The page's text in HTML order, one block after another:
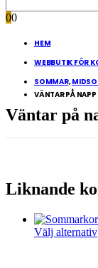
00
HEM
WEBBUTIK FÖR
SOMMAR,
VÄNTAR PÅ NAPP
Väntar på
Liknande
Välj alternativ